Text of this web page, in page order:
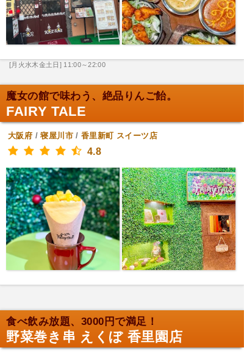
[月火水木金土日] 11:00～22:00
魔女の館で味わう、絶品りんご飴。
FAIRY TALE
大阪府 /寝屋川市/香里新町 スイーツ店
4.8
食べ飲み放題、3000円で満足！
野菜巻き串 えくぼ 香里園店